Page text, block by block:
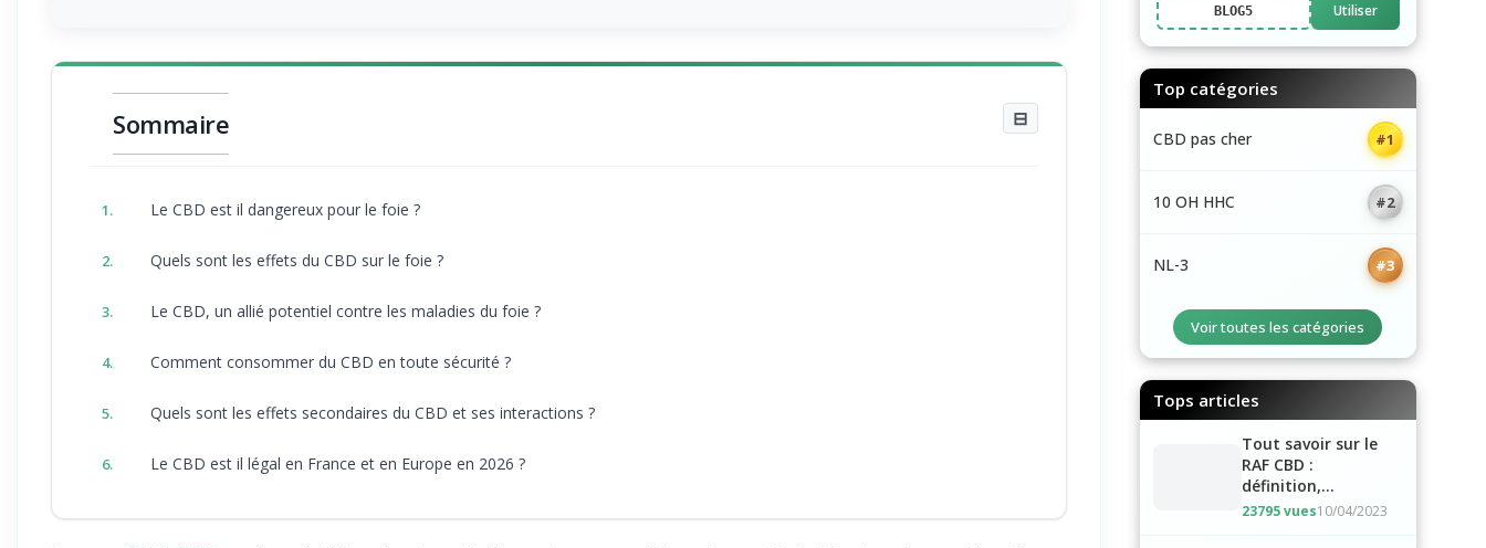
Sommaire ⊟
BLOG5 Utiliser
Top catégories
CBD pas cher #1
10 OH HHC #2
NL-3 #3
Voir toutes les catégories
Tops articles
Tout savoir sur le
RAF CBD :
définition,...
23795 vues10/04/2023